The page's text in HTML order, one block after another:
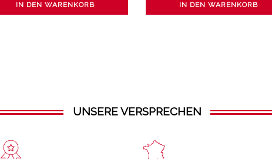
IN DEN WARENKORB IN DEN WARENKORB
UNSERE VERSPRECHEN